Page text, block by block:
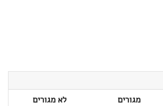
מגורים
לא מגורים